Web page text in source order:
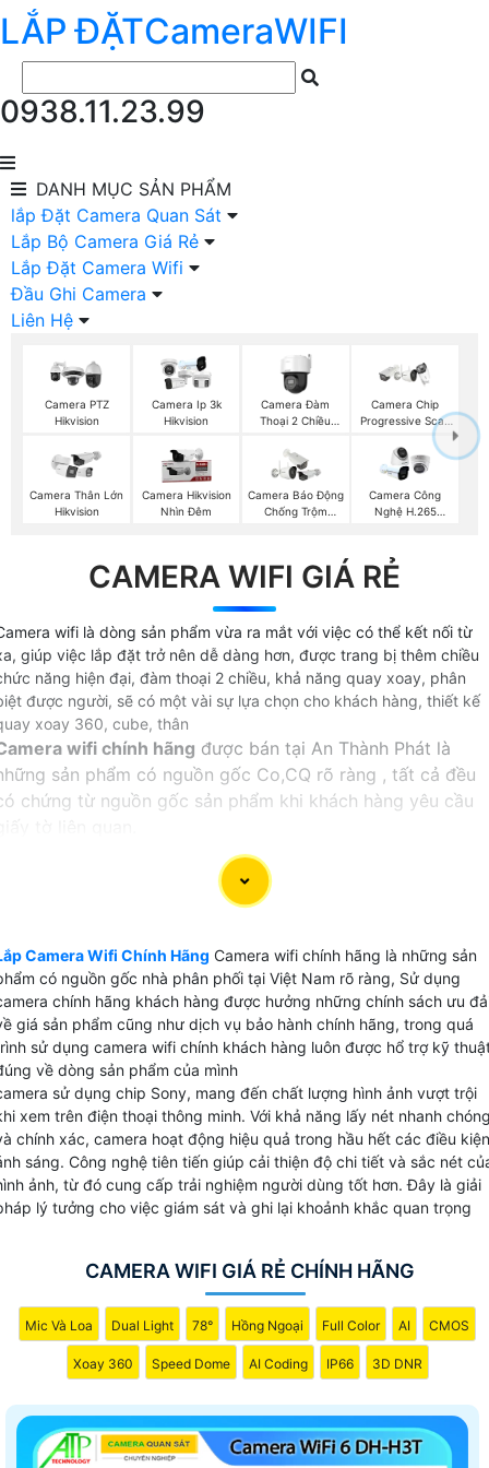
LẮP ĐẶTCameraWIFI
0938.11.23.99
DANH MỤC SẢN PHẨM
lắp Đặt Camera Quan Sát
Lắp Bộ Camera Giá Rẻ
Lắp Đặt Camera Wifi
Đầu Ghi Camera
Liên Hệ
Camera PTZ
Hikvision
Camera Ip 3k
Hikvision
Camera Đàm
Thoại 2 Chiều
Camera Chip
Progressive Scan
CMOS Hikvision
Camera Thân Lớn
Hikvision
Camera Hikvision
Nhìn Đêm
Camera Báo Động
Chống Trộm
Camera Công
Nghệ H.265
CAMERA WIFI GIÁ RẺ
wifi là dòng sản phẩm vừa ra mắt với việc có thể kết nối từ
giúp việc lắp đặt trở nên dễ dàng hơn, được trang bị thêm chiều
năng hiện đại, đàm thoại 2 chiều, khả năng quay xoay, phân
được người, sẽ có một vài sự lựa chọn cho khách hàng, thiết kế
xoay 360, cube, thân
wifi chính hãng được bán tại An Thành Phát là
sản phẩm có nguồn gốc Co,CQ rõ ràng , tất cả đều
chứng từ nguồn gốc sản phẩm khi khách hàng yêu cầu
camera wifi chính hãngtại An Thành Phát khách hàng
hưởng đúng các chính sách dịch vụ bảo hành theo
camera được hãng hổ trợ tại An Thành Phát khi khách
không hài lòng về chất lượng cũng như sản phẩm lỗi
nhà sản xuất.
tại An Thành Phát Bán và phân phốicamera wifivới
khấu cao các thương hiệu uy tín như: Hãng Ezviz,
Dahua, Hãng Imou,Hãng Hikvision và kbone.
【 GIÁ CAMERA WIFI CHÍNH HÃNG EZVIZ VÀ IMOU 】
Thị trường camera wifi chính hãng tại việt nam có 5
tuy nhiên trong số này camera dễ sử dụng
rẻ và chất lượng dịch vụ tốt phải nói đến camera wifi
và hãng ezviz sau đây tham khảo giá camera wifi
hãng chất lượng tốt.
VÀ CHỨC NĂNG
Camera Wifi IPC-A22EP-G-V2 IMOU
Camera Wifi Chính Hãng Camera wifi chính hãng là những sản
có nguồn gốc nhà phân phối tại Việt Nam rõ ràng, Sử dụng
chính hãng khách hàng được hưởng những chính sách ưu
giá sản phẩm cũng như dịch vụ bảo hành chính hãng, trong quá
sử dụng camera wifi chính khách hàng luôn được hổ trợ kỹ
về dòng sản phẩm của mình
sử dụng chip Sony, mang đến chất lượng hình ảnh vượt trội
xem trên điện thoại thông minh. Với khả năng lấy nét nhanh
chính xác, camera hoạt động hiệu quả trong hầu hết các điều kiện
sáng. Công nghệ tiên tiến giúp cải thiện độ chi tiết và sắc nét
ảnh, từ đó cung cấp trải nghiệm người dùng tốt hơn. Đây là giải
lý tưởng cho việc giám sát và ghi lại khoảnh khắc quan trọng
CAMERA WIFI GIÁ RẺ CHÍNH HÃNG
Mic Và Loa Dual Light 78° Hồng Ngoại Full Color AI CMOS
Xoay 360 Speed Dome AI Coding IP66 3D DNR